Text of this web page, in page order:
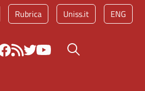
Rubrica Uniss.it ENG
Bottone cerca